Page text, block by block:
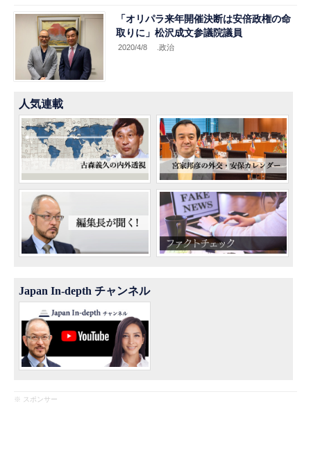
「オリパラ来年開催決断は安倍政権の命
取りに」松沢成文参議院議員
2020/4/8 .政治
人気連載
Japan In-depth チャンネル
※ スポンサー